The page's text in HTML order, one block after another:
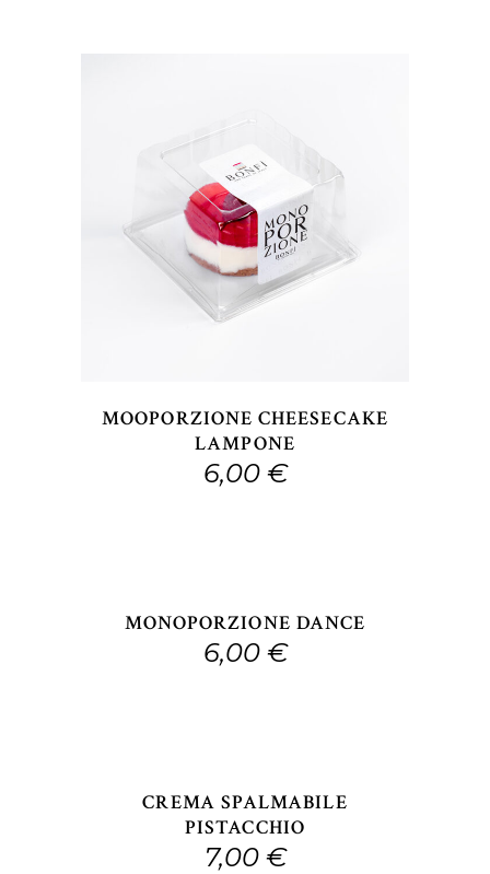
ACQUISTABILE IN NEGOZIO. VIENI A
MOOPORZIONE CHEESECAKE
LAMPONE
6,00 €
MONOPORZIONE DANCE
6,00 €
CREMA SPALMABILE
PISTACCHIO
7,00 €